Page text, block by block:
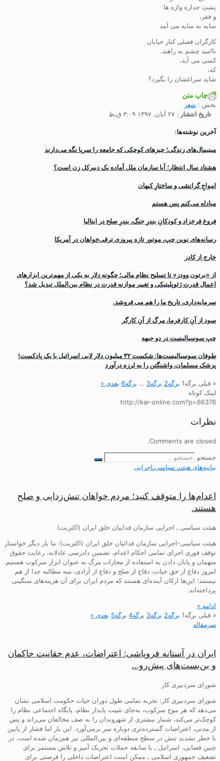
پشتِ جداره واژه ها
و فقر،
سایه به سایه می آمد
کارگران فصلی کنار خیابان
ناامید چشم به راهند.
کسی می آید،
که،
شاید سراغشان را بگیرد؟
چاپ متن
بخش : شعر
تاریخ انتشار : ۲۷ آبان, ۱۳۹۷ ۳:۰۹ ق٫ظ
آخرین نوشته‌ها:
مینیمال‌های زندگی؛ چیزهای کوچکی که جامعه را سرپا نگه می‌دارند
هشتاد سال انتظار؛ آیا سازمان ملل آماده یک دبیرکل زن است؟
‌امواجِ گرانشی و ساختارِ کیهان
مبادله می‌کنم پس هستم
فروغ فرخزاد و کودکانِ بندرِ جنگ، بندرِ صلح در ایتالیا
رسانه‌های نوین چپ، موتور تازه پیروزی ترقی‌خواهان در آمریکا
خارج از کادر
از «برتون وودز» تا تسلیح نظام مالی؛ چگونه دلار به یکی از مهم‌ترین ابزارهای
اعمال قدرت ژئوپلیتیکی و تغییر موازنه قدرت در نظام بین‌الملل تبدیل شد؟
سرمایه‌داری، تاریخ ما را هم می فروشد.
سود از آنِ کارفرما، مرگ از آنِ کارگر
چپ سوسیالیست در دو جبهه
طوفان سوسیالیست‌ها: شکست ۳۲ میلیون دلار لابی اسرائیل با یک پادکست!
پزشک مسلمان، واشنگتن را به لرزه درآورد
« قبلی برگه1 برگه2 برگه3
… برگه6 بعدی »
لینک کوتاه
http://kar-online.com?p=66376
نظرات
Comments are closed.
جستجو
بیانیه‌های هیئت‌ سیاسی‌ـ‌اجرایی
اعدام‌ها را متوقف کنید؛ مردم خواهان تنش‌زدایی و صلح
هستند.
هیئت سیاسی ـ اجرایی سازمان فداییان خلق ایران (اکثریت)
هیئت سیاسی-اجرایی سازمان فدائیان خلق ایران (اکثریت): ما بار دیگر خواستار
توقف فوری اجرای تمامی احکام اعدام، تضمین دادرسی عادلانه، رعایت حقوق
متهمان و پایان دادن به استفاده از مجازات مرگ به عنوان ابزار سرکوب هستیم.
امروز دفاع از حق حیات، دفاع از صلح و دفاع از آزادی، سه مطالبه جدا از هم
نیستند؛ این‌ها ارکان آینده‌ای هستند که مردم ایران برای آن هزینه‌های سنگینی
پرداخته‌اند.
ادامه »
« قبلی
برگه1 برگه2 برگه3 برگه4 برگه5 بعدی »
سرمقاله
ایران در آستانه فروپاشی: اعتراضات، عدم حقانیت حاکمان
و بن‌بست‌های پیش‌رو…
شورای سردبیری کار
شورای سردبیری کار: تجربه تمامی طول دوران حیات حکومت اسلامی نشان
می‌دهد که هر موج سرکوب، به‌جای تثبیت پایدار نظام، پایگاه اجتماعی نظام را
کوچک‌تر می‌کند، شمار بیشتری از شهروندان را به صف مخالفان می‌راند و پس
از مدتی، اعتراضات گسترده‌تری دوباره سر برمی‌آورد. این بار اما فشار از پایین
با خطر تشدید تنش در سطح منطقه‌ای و بین‌المللی نیز هم‌زمان شده است. در
چنین فضایی، اسرائیل ـ با سابقه حملات تحریک آمیز و تلاش مستمر برای
تضعیف جمهوری اسلامی ـ ممکن است اعتراضات داخلی را فرصتی برای